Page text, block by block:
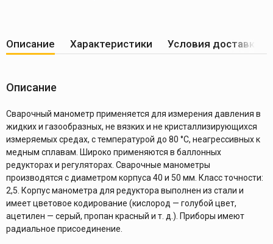
Описание Характеристики Условия доставки
Описание
Сварочный манометр применяется для измерения давления в
жидких и газообразных, не вязких и не кристаллизирующихся
измеряемых средах, с температурой до 80 °C, неагрессивных к
медным сплавам. Широко применяются в баллонных
редукторах и регуляторах. Сварочные манометры
производятся с диаметром корпуса 40 и 50 мм. Класс точности:
2,5. Корпус манометра для редуктора выполнен из стали и
имеет цветовое кодирование (кислород — голубой цвет,
ацетилен — серый, пропан красный и т. д.). Приборы имеют
радиальное присоединение.